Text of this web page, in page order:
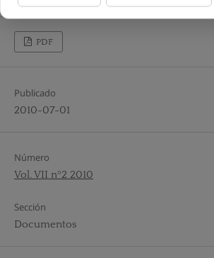
PDF
Publicado
2010-07-01
Número
Vol. VII nº2 2010
Sección
Documentos